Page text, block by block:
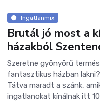
Ingatlanmix
Brutál jó most a
házakból
Szeretne gyönyörű
fantasztikus házban
Tátva maradt a szánk,
ingatlanokat kínálnak itt